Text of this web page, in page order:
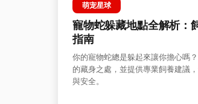
萌宠星球
寵物蛇躲藏地點全解析：
指南
你的寵物蛇總是躲起來讓你擔心嗎
的藏身之處，並提供專業飼養建議
與安全。